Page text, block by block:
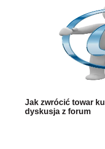
Jak zwrócić towar
dyskusja z forum